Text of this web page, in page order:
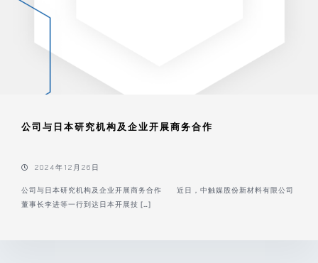
公司与日本研究机构及企业开展商务合作
2024年12月26日
公司与日本研究机构及企业开展商务合作 近日，中触媒股份新材料有限公司
董事长李进等一行到达日本开展技 […]